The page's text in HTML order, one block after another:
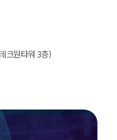
크원타워 3층)